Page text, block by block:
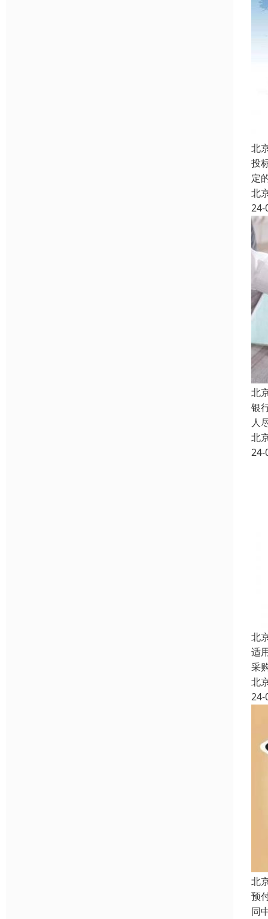
北
投
定
北
24-
北
银
人
北
24-
北
适
采
北
24-
北
预
同